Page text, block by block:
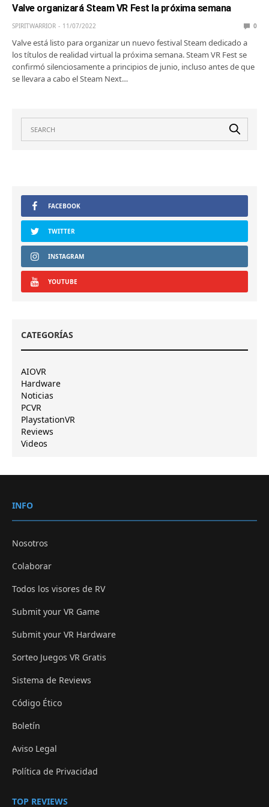
Valve organizará Steam VR Fest la próxima semana
SPIRITWARRIOR 11/07/2022 0
Valve está listo para organizar un nuevo festival Steam dedicado a
los títulos de realidad virtual la próxima semana. Steam VR Fest se
confirmó silenciosamente a principios de junio, incluso antes de que
se llevara a cabo el Steam Next…
FACEBOOK
TWITTER
INSTAGRAM
YOUTUBE
CATEGORÍAS
AIOVR
Hardware
Noticias
PCVR
PlaystationVR
Reviews
Videos
INFO
Nosotros
Colaborar
Todos los visores de RV
Submit your VR Game
Submit your VR Hardware
Sorteo Juegos VR Gratis
Sistema de Reviews
Código Ético
Boletín
Aviso Legal
Política de Privacidad
TOP REVIEWS